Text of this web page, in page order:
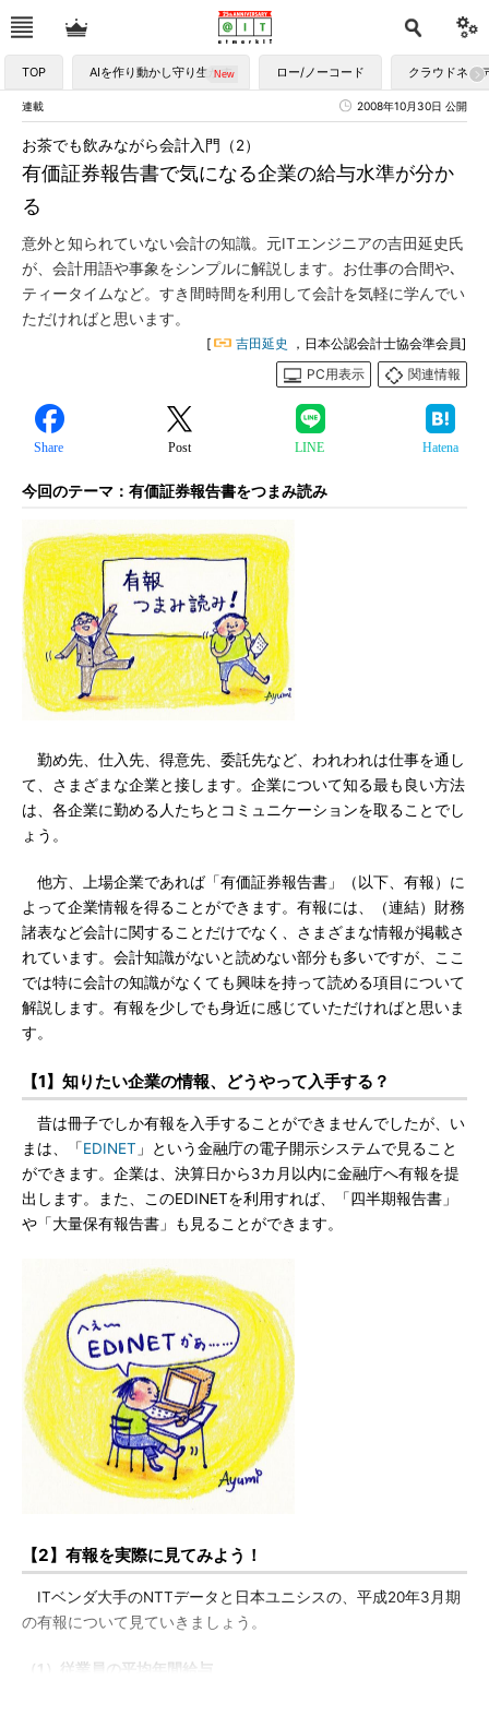
TOP AIを作り動かし守り生かす ロー/ノーコード クラウドネイ
連載 2008年10月30日 公開
有価証券報告書で気になる企業の給与水準が分か
る
お茶でも飲みながら会計入門（2）
意外と知られていない会計の知識。元ITエンジニアの吉田延史氏
が、会計用語や事象をシンプルに解説します。お仕事の合間や､
ティータイムなど。すき間時間を利用して会計を気軽に学んでい
ただければと思います。
[ 吉田延史
，日本公認会計士協会準会員]
PC用表示
関連情報
Share Post LINE Hatena
今回のテーマ：有価証券報告書をつまみ読み
勤め先、仕入先、得意先、委託先など、われわれは仕事を通し
て、さまざまな企業と接します。企業について知る最も良い方法
は、各企業に勤める人たちとコミュニケーションを取ることでし
ょう。
他方、上場企業であれば「有価証券報告書」（以下、有報）に
よって企業情報を得ることができます。有報には、（連結）財務
諸表など会計に関することだけでなく、さまざまな情報が掲載さ
れています。会計知識がないと読めない部分も多いですが、ここ
では特に会計の知識がなくても興味を持って読める項目について
解説します。有報を少しでも身近に感じていただければと思いま
す。
【1】知りたい企業の情報、どうやって入手する？
昔は冊子でしか有報を入手することができませんでしたが、い
まは、「EDINET 」という金融庁の電子開示システムで見ること
ができます。企業は、決算日から3カ月以内に金融庁へ有報を提
出します。また、このEDINETを利用すれば、「四半期報告書」
や「大量保有報告書」も見ることができます。
【2】有報を実際に見てみよう！
ITベンダ大手のNTTデータと日本ユニシスの、平成20年3月期
の有報について見ていきましょう。
（1）従業員の平均年間給与